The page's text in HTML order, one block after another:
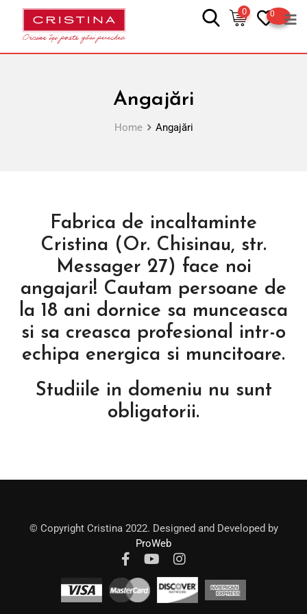
0
0
Angajări
Home Angajări
Fabrica de incaltaminte
Cristina (Or. Chisinau, str.
Messager 27) face noi
angajari! Cautam persoane de
la 18 ani dornice sa munceasca
si sa creasca profesional intr-o
echipa energica si muncitoare.
Studiile in domeniu nu sunt
obligatorii.
© Copyright Cristina 2022. Designed and Developed by
ProWeb